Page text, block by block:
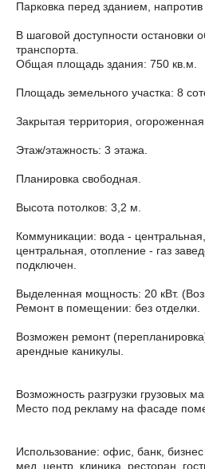
Парковка перед зданием, напротив
В шаговой доступности остановки
транспорта.
Общая площадь здания: 750 кв.м.
Площадь земельного участка: 8
Закрытая территория,
Этаж/этажность: 3 этажа.
Планировка свободная.
Высота потолков: 3,2 м.
Коммуникации: вода -
центральная, отопление - газ
подключен.
Выделенная мощность: 20 кВт.
Ремонт в помещении: без отделки.
Возможен ремонт
арендные каникулы.
Возможность разгрузки грузовых
Место под рекламу на фасаде
Использование: офис, банк,
мед. центр, клиника, ресторан,